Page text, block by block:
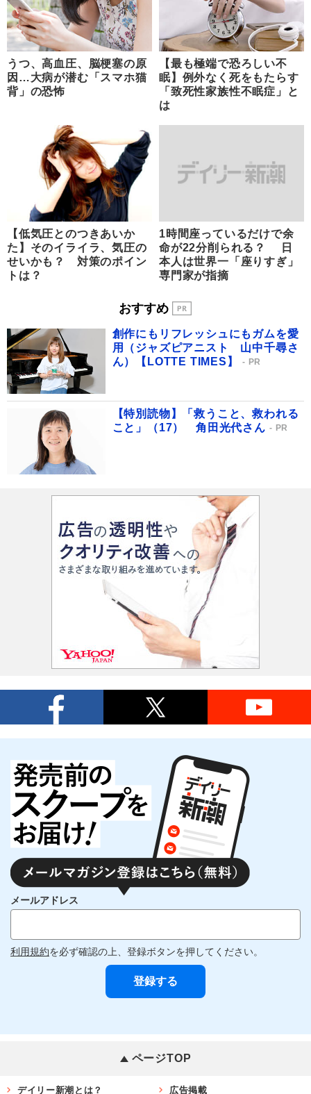
うつ、高血圧、脳梗塞の原
因…大病が潜む「スマホ猫
背」の恐怖
【最も極端で恐ろしい不
眠】例外なく死をもたらす
「致死性家族性不眠症」と
は
【低気圧とのつきあいか
た】そのイライラ、気圧の
せいかも？ 対策のポイン
トは？
1時間座っているだけで余
命が22分削られる？ 日
本人は世界一「座りすぎ」
専門家が指摘
おすすめ
創作にもリフレッシュにもガムを愛
用（ジャズピアニスト 山中千尋さ
ん）【LOTTE TIMES】
PR
【特別読物】「救うこと、救われる
こと」（17） 角田光代さん
PR
メールアドレス
利用規約を必ず確認の上、登録ボタンを押してください。
ページTOP
デイリー新潮とは？ 広告掲載